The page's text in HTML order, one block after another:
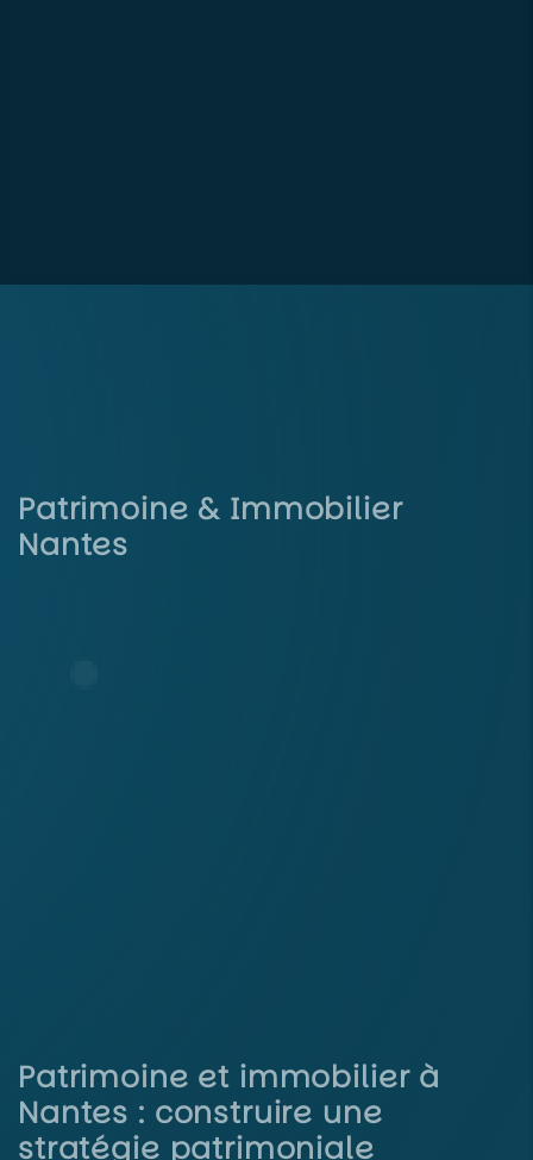
Patrimoine & Immobilier
Nantes
Patrimoine et immobilier à
Nantes : construire une
stratégie patrimoniale